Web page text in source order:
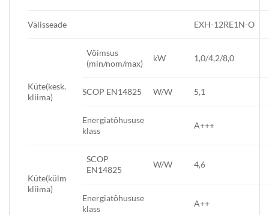
Välisseade EXH-12RE1N-O
Küte(kesk.
kliima)
Võimsus
(min/nom/max)
kW 1,0/4,2/8,0
SCOP EN14825 W/W 5,1
Energiatõhususe
klass
A+++
Küte(külm
kliima)
SCOP
EN14825
W/W 4,6
Energiatõhususe
klass
A++